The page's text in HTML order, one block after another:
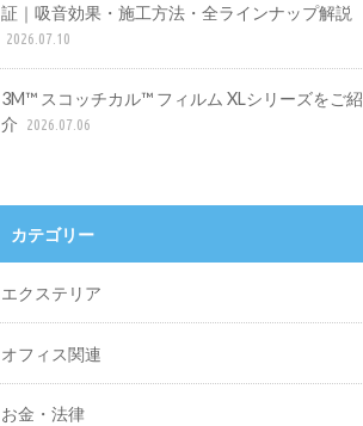
証｜吸音効果・施工方法・全ラインナップ解説
2026.07.10
3M™ スコッチカル™ フィルム XLシリーズをご紹
介
2026.07.06
カテゴリー
エクステリア
オフィス関連
お金・法律